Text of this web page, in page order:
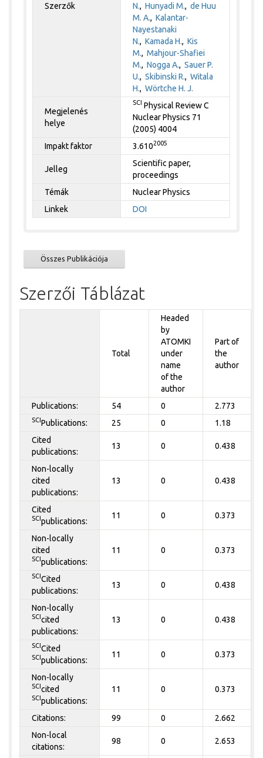
Szerzők
N.,Hunyadi M.,de Huu
M. A.,Kalantar-
Nayestanaki
N.,Kamada H.,Kis
M.,Mahjour-Shafiei
M.,Nogga A.,Sauer P.
U.,Skibinski R.,Witala
H.,Wörtche H. J.
Megjelenés
helye
SCI Physical Review C
Nuclear Physics 71
(2005) 4004
Impakt faktor
3.6102005
Jelleg
Scientific paper,
proceedings
Témák
Nuclear Physics
Linkek
DOI
Összes Publikációja
Szerzői Táblázat
Total
Headed
by
ATOMKI
under
name
of the
author
Part of
the
author
Publications: 54 0 2.773
SCI Publications: 25 0 1.18
Cited
publications:
13 0 0.438
Non-locally
cited
publications:
13 0 0.438
Cited
SCI publications:
11 0 0.373
Non-locally
cited
SCI publications:
11 0 0.373
SCI Cited
publications:
13 0 0.438
Non-locally
SCI cited
publications:
13 0 0.438
SCI Cited
SCI publications:
11 0 0.373
Non-locally
SCI cited
SCI publications:
11 0 0.373
Citations: 99 0 2.662
Non-local
citations:
98 0 2.653